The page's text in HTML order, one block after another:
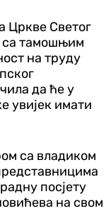
Цркве Светог
са тамошњим
на труду
да ће у
увијек имати
са владиком
посјету
на свом